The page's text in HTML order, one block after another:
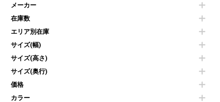
その他OA機器
コートハンガー・ポールハンガー
傘立て
食器棚・キッチンキャビネット
カタログスタンド
オフィスアクセサリーその他
カウンターテーブル
センターテーブル・サイドテーブル
ベンチ・スツール
ソファ
シェルフ
ダストボックス（ゴミ箱）
インテリア家具その他
冷蔵庫・洗濯機
空気清浄機・加湿器
液晶テレビ・モニター類
エアコン
掃除機
季節家電
メーカー
在庫数
エリア別在庫
サイズ(幅)
サイズ(高さ)
サイズ(奥行)
価格
カラー